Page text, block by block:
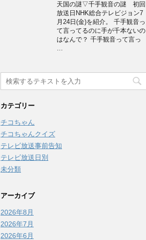
天国の謎▽千手観音の謎 初回
放送日NHK総合テレビジョン7
月24日(金)を紹介。 千手観音っ
て言ってるのに手が千本ないの
はなんで？ 千手観音って言っ
…
カテゴリー
チコちゃん
チコちゃんクイズ
テレビ放送事前告知
テレビ放送日別
未分類
アーカイブ
2026年8月
2026年7月
2026年6月